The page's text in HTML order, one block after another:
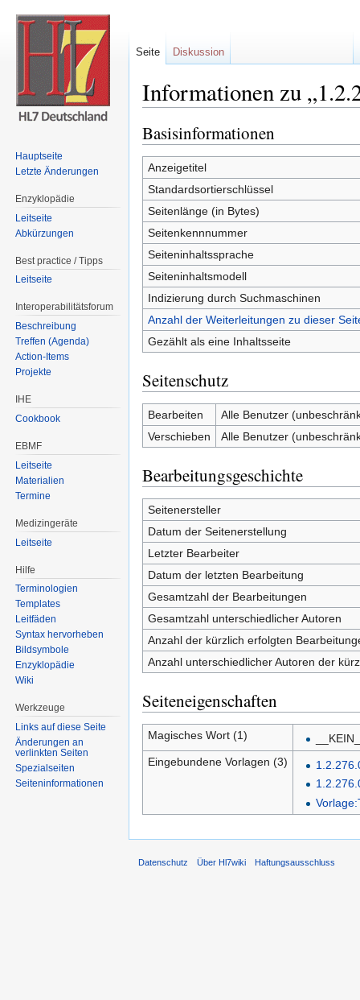
Informationen zu
Basisinformationen
Anzeigetitel
Standardsortierschlüssel
Seitenlänge (in Bytes)
Seitenkennnummer
Seiteninhaltssprache
Seiteninhaltsmodell
Indizierung durch Suchmaschinen
Anzahl der Weiterleitungen zu dieser
Gezählt als eine Inhaltsseite
Seitenschutz
Bearbeiten
Alle Benutzer
Verschieben
Alle Benutzer
Bearbeitungsgeschichte
Seitenersteller
Datum der Seitenerstellung
Letzter Bearbeiter
Datum der letzten Bearbeitung
Gesamtzahl der Bearbeitungen
Gesamtzahl unterschiedlicher Autoren
Anzahl der kürzlich erfolgten
Anzahl unterschiedlicher Autoren der
Seiteneigenschaften
Magisches Wort (1)
Eingebundene Vorlagen (3)
Seite Diskussion
Hauptseite
Letzte Änderungen
Enzyklopädie
Leitseite
Abkürzungen
Best practice / Tipps
Leitseite
Interoperabilitätsforum
Beschreibung
Treffen (Agenda)
Action-Items
Projekte
IHE
Cookbook
EBMF
Leitseite
Materialien
Termine
Medizingeräte
Leitseite
Hilfe
Terminologien
Templates
Leitfäden
Syntax hervorheben
Bildsymbole
Enzyklopädie
Wiki
Werkzeuge
Links auf diese Seite
Änderungen an
verlinkten Seiten
Spezialseiten
Seiten­informationen
Datenschutz Über Hl7wiki Haftungsausschluss